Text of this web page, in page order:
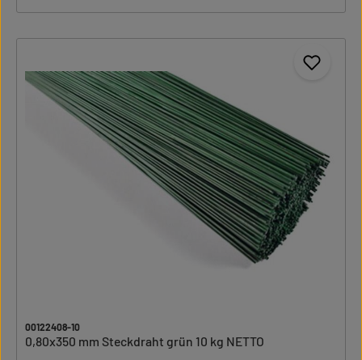
00122408-10
0,80x350 mm Steckdraht grün 10 kg NETTO